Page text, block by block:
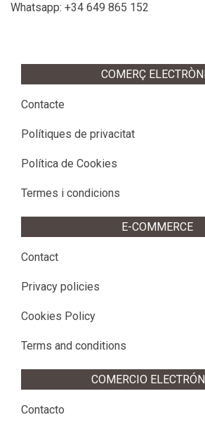
Whatsapp: +34 649 865 152
COMERÇ
Contacte
Polítiques de privacitat
Política de Cookies
Termes i condicions
E-COMMERCE
Contact
Privacy policies
Cookies Policy
Terms and conditions
COMERCIO
Contacto